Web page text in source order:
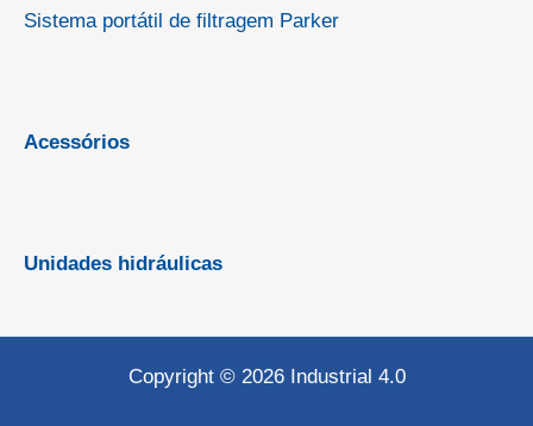
Sistema portátil de filtragem Parker
Acessórios
Unidades hidráulicas
Copyright © 2026 Industrial 4.0